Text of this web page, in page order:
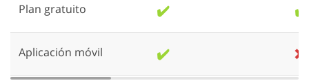
Plan gratuito ✔️ ✔️
Aplicación móvil ✔️ ❌